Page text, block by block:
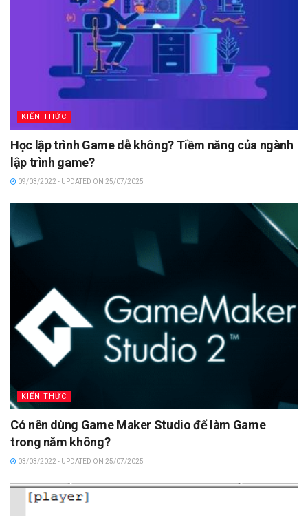
KIẾN THỨC
Học lập trình Game dễ không? Tiềm năng của ngành
lập trình game?
09/03/2022 - UPDATED ON 25/07/2025
KIẾN THỨC
Có nên dùng Game Maker Studio để làm Game
trong năm không?
03/03/2022 - UPDATED ON 25/07/2025